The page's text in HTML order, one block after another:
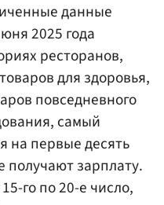
данные
2025 года
ресторанов,
для здоровья,
повседневного
самый
на первые десять
получают зарплату.
го по 20-е число,